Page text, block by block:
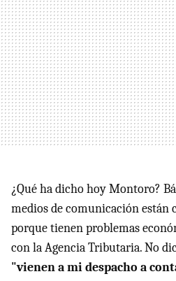
¿Qué ha dicho hoy Montoro?
medios de comunicación están
porque tienen problemas
con la Agencia Tributaria. No
"vienen a mi despacho a